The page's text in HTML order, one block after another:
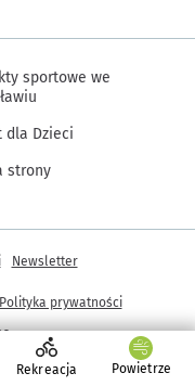
- wroclaw.pl
Rekreacja Powietrze
sportowe we
dla Dzieci
strony
Gmina Wrocław
Newsletter
Polityka prywatności